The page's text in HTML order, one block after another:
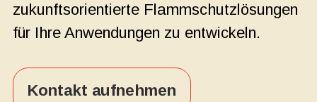
zukunftsorientierte Flammschutzlösungen
für Ihre Anwendungen zu entwickeln.
Kontakt aufnehmen